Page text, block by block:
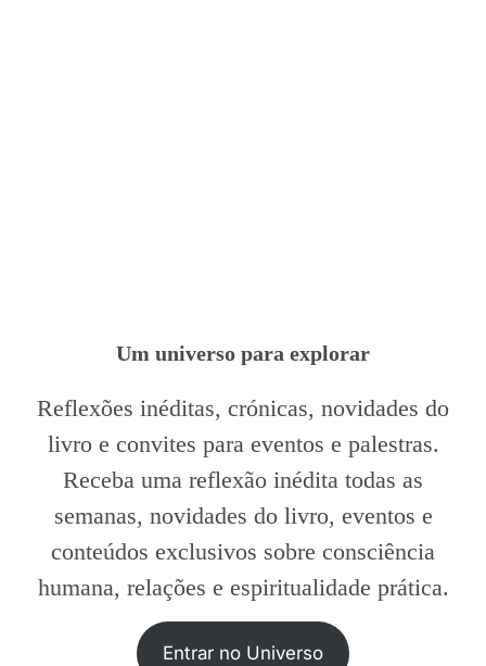
Um universo para explorar
Reflexões inéditas, crónicas, novidades do
livro e convites para eventos e palestras.
Receba uma reflexão inédita todas as
semanas, novidades do livro, eventos e
conteúdos exclusivos sobre consciência
humana, relações e espiritualidade prática.
Entrar no Universo